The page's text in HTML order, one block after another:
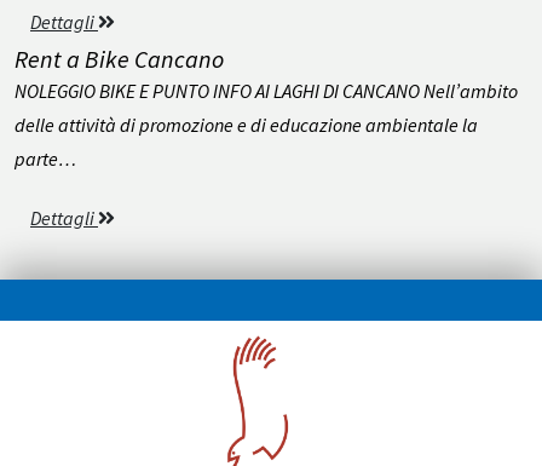
Dettagli
Rent a Bike Cancano
NOLEGGIO BIKE E PUNTO INFO AI LAGHI DI CANCANO Nell’ambito
delle attività di promozione e di educazione ambientale la
parte…
Dettagli